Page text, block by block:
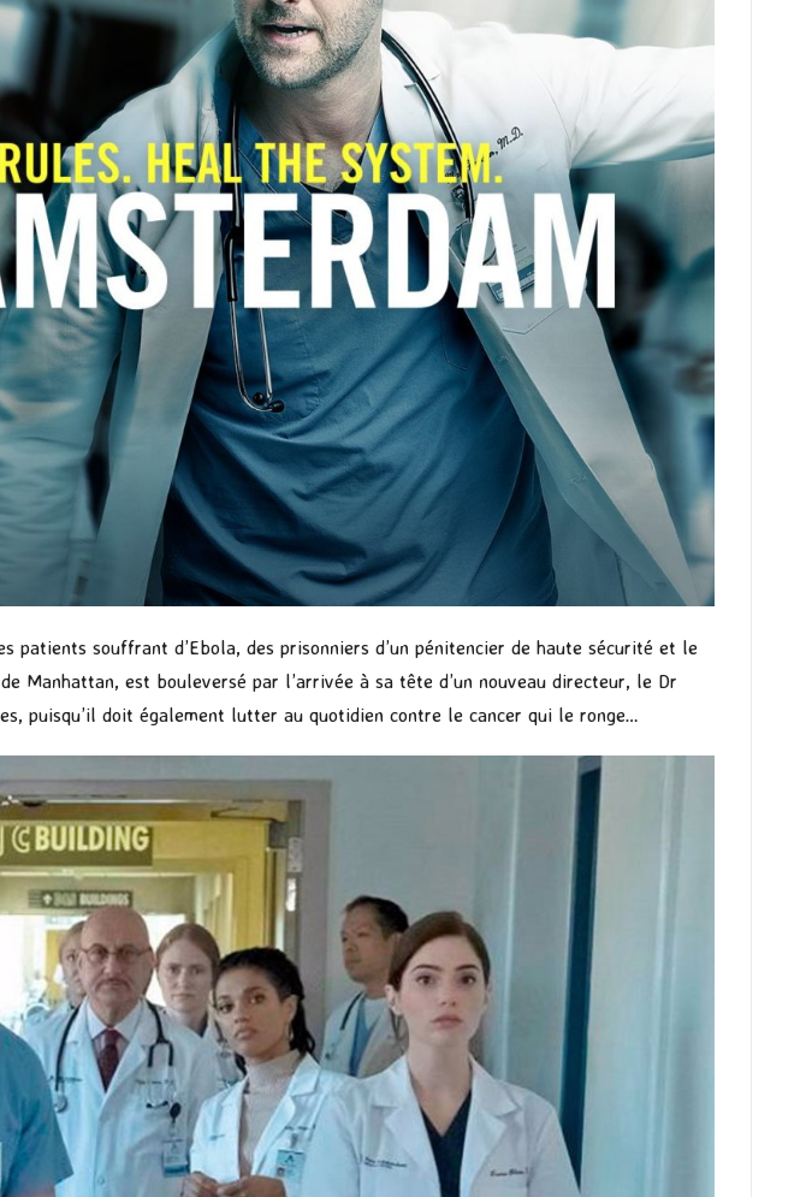
souffrant d’Ebola, des prisonniers d’un pénitencier de haute sécurité et le
est bouleversé par l’arrivée à sa tête d’un nouveau directeur, le Dr
puisqu’il doit également lutter au quotidien contre le cancer qui le ronge…